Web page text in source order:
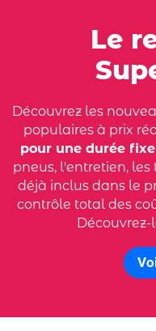
Le
Découvrez les
populaires à prix
pour une durée
pneus, l'entretien,
déjà inclus dans le
contrôle total des